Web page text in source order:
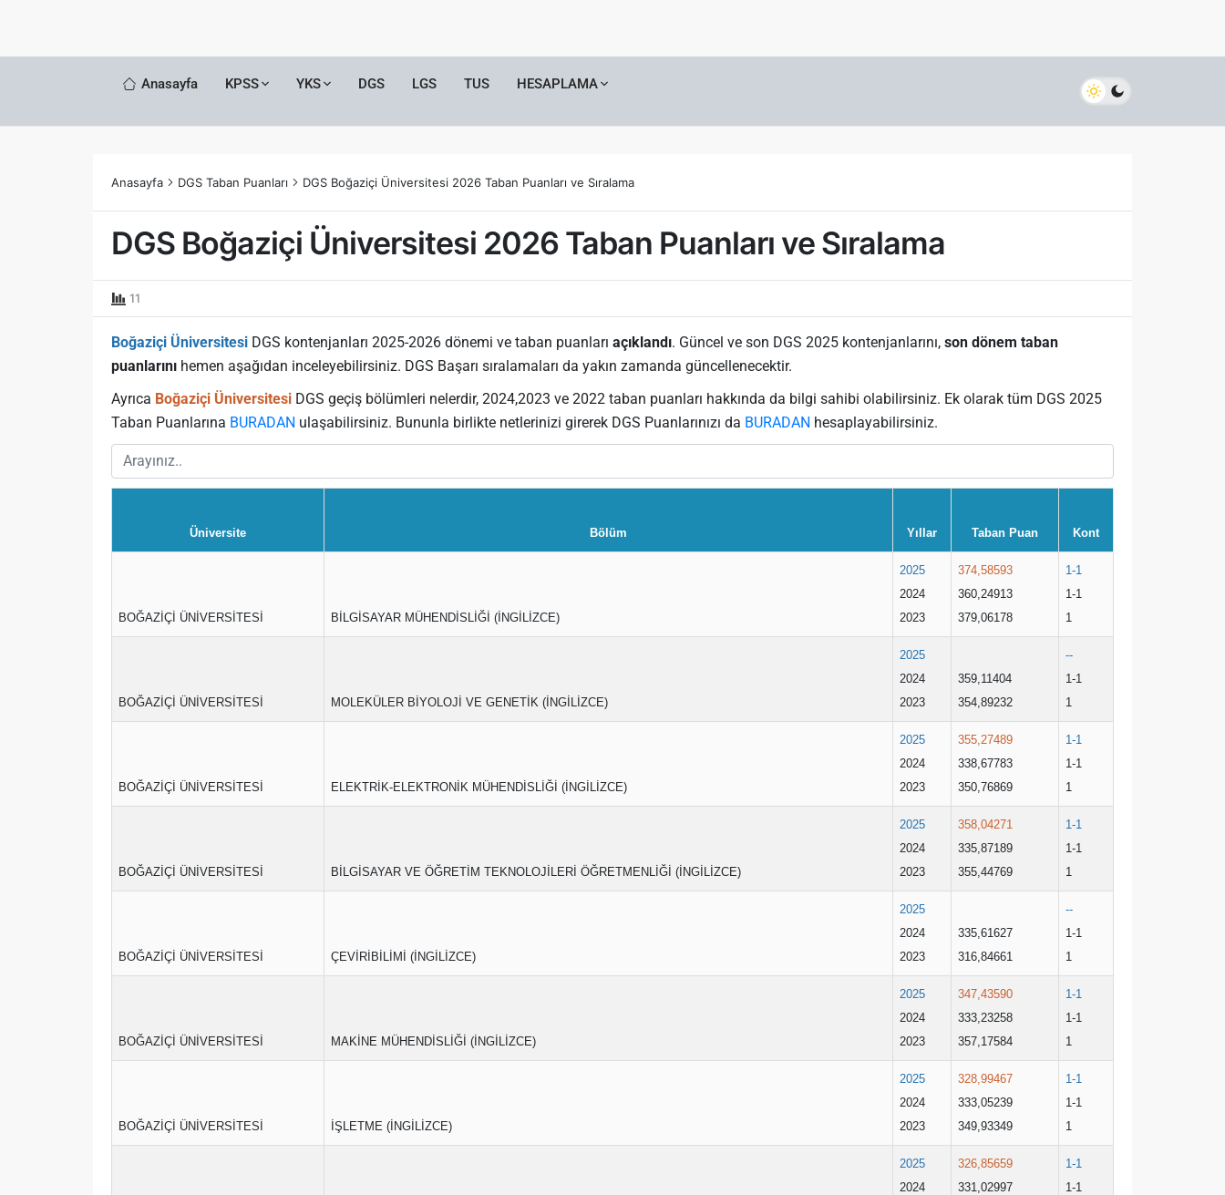
Anasayfa KPSS YKS DGS LGS TUS HESAPLAMA
Anasayfa DGS Taban Puanları DGS Boğaziçi Üniversitesi 2026 Taban Puanları ve Sıralama
DGS Boğaziçi Üniversitesi 2026 Taban Puanları ve Sıralama
11
Boğaziçi Üniversitesi DGS kontenjanları 2025-2026 dönemi ve taban puanları açıklandı. Güncel ve son DGS 2025 kontenjanlarını, son dönem taban
puanlarını hemen aşağıdan inceleyebilirsiniz. DGS Başarı sıralamaları da yakın zamanda güncellenecektir.
Ayrıca Boğaziçi Üniversitesi DGS geçiş bölümleri nelerdir, 2024,2023 ve 2022 taban puanları hakkında da bilgi sahibi olabilirsiniz. Ek olarak tüm DGS 2025
Taban Puanlarına BURADAN ulaşabilirsiniz. Bununla birlikte netlerinizi girerek DGS Puanlarınızı da BURADAN hesaplayabilirsiniz.
Üniversite Bölüm Yıllar Taban Puan Kont
BOĞAZİÇİ ÜNİVERSİTESİ BİLGİSAYAR MÜHENDİSLİĞİ (İNGİLİZCE)
2025
2024
2023
374,58593
360,24913
379,06178
1-1
1-1
1
BOĞAZİÇİ ÜNİVERSİTESİ MOLEKÜLER BİYOLOJİ VE GENETİK (İNGİLİZCE)
2025
2024
2023
359,11404
354,89232
--
1-1
1
BOĞAZİÇİ ÜNİVERSİTESİ ELEKTRİK-ELEKTRONİK MÜHENDİSLİĞİ (İNGİLİZCE)
2025
2024
2023
355,27489
338,67783
350,76869
1-1
1-1
1
BOĞAZİÇİ ÜNİVERSİTESİ BİLGİSAYAR VE ÖĞRETİM TEKNOLOJİLERİ ÖĞRETMENLİĞİ (İNGİLİZCE)
2025
2024
2023
358,04271
335,87189
355,44769
1-1
1-1
1
BOĞAZİÇİ ÜNİVERSİTESİ ÇEVİRİBİLİMİ (İNGİLİZCE)
2025
2024
2023
335,61627
316,84661
--
1-1
1
BOĞAZİÇİ ÜNİVERSİTESİ MAKİNE MÜHENDİSLİĞİ (İNGİLİZCE)
2025
2024
2023
347,43590
333,23258
357,17584
1-1
1-1
1
BOĞAZİÇİ ÜNİVERSİTESİ İŞLETME (İNGİLİZCE)
2025
2024
2023
328,99467
333,05239
349,93349
1-1
1-1
1
2025
2024
326,85659
331,02997
1-1
1-1